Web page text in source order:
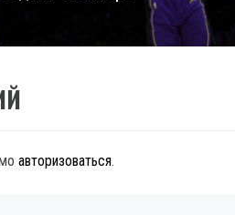
авторизоваться.